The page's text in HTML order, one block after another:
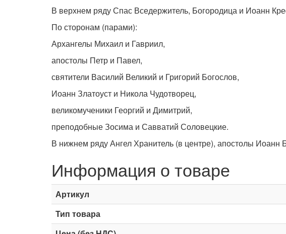
В верхнем ряду Спас Вседержитель, Богородица и Иоанн
По сторонам (парами):
Архангелы Михаил и Гавриил,
апостолы Петр и Павел,
святители Василий Великий и Григорий Богослов,
Иоанн Златоуст и Никола Чудотворец,
великомученики Георгий и Димитрий,
преподобные Зосима и Савватий Соловецкие.
В нижнем ряду Ангел Хранитель (в центре), апостолы
Информация о товаре
Артикул
Тип товара